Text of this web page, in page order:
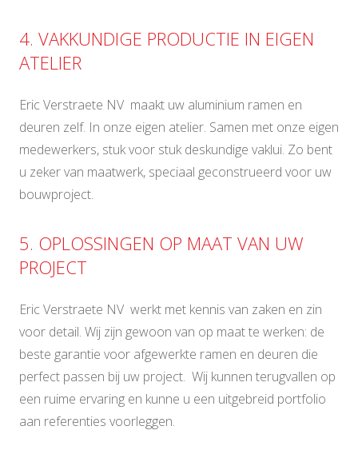
4. VAKKUNDIGE PRODUCTIE IN EIGEN
ATELIER
Eric Verstraete NV maakt uw aluminium ramen en
deuren zelf. In onze eigen atelier. Samen met onze eigen
medewerkers, stuk voor stuk deskundige vaklui. Zo bent
u zeker van maatwerk, speciaal geconstrueerd voor uw
bouwproject.
5. OPLOSSINGEN OP MAAT VAN UW
PROJECT
Eric Verstraete NV werkt met kennis van zaken en zin
voor detail. Wij zijn gewoon van op maat te werken: de
beste garantie voor afgewerkte ramen en deuren die
perfect passen bij uw project. Wij kunnen terugvallen op
een ruime ervaring en kunne u een uitgebreid portfolio
aan referenties voorleggen.